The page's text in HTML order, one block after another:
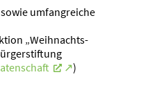
umfang­reiche
„Weihnachts-
)